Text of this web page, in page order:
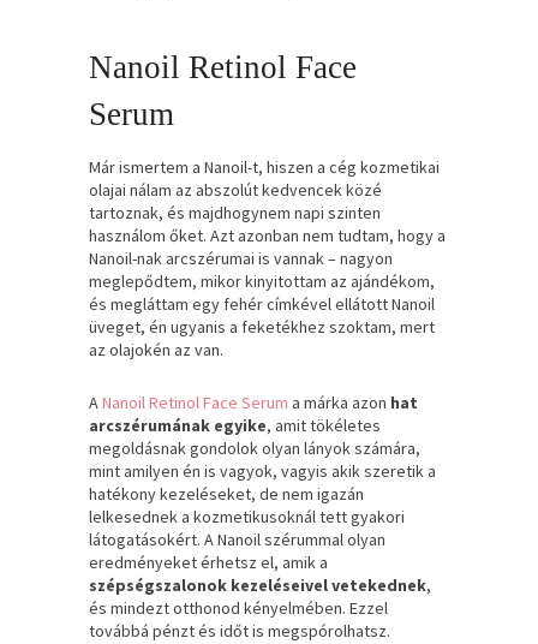
Nanoil Retinol Face
Serum
Már ismertem a Nanoil-t, hiszen a cég kozmetikai
olajai nálam az abszolút kedvencek közé
tartoznak, és majdhogynem napi szinten
használom őket. Azt azonban nem tudtam, hogy a
Nanoil-nak arcszérumai is vannak – nagyon
meglepődtem, mikor kinyitottam az ajándékom,
és megláttam egy fehér címkével ellátott Nanoil
üveget, én ugyanis a feketékhez szoktam, mert
az olajokén az van.
ANanoil Retinol Face Serum a márka azon hat
arcszérumának egyike, amit tökéletes
megoldásnak gondolok olyan lányok számára,
mint amilyen én is vagyok, vagyis akik szeretik a
hatékony kezeléseket, de nem igazán
lelkesednek a kozmetikusoknál tett gyakori
látogatásokért. A Nanoil szérummal olyan
eredményeket érhetsz el, amik a
szépségszalonok kezeléseivel vetekednek,
és mindezt otthonod kényelmében. Ezzel
továbbá pénzt és időt is megspórolhatsz.